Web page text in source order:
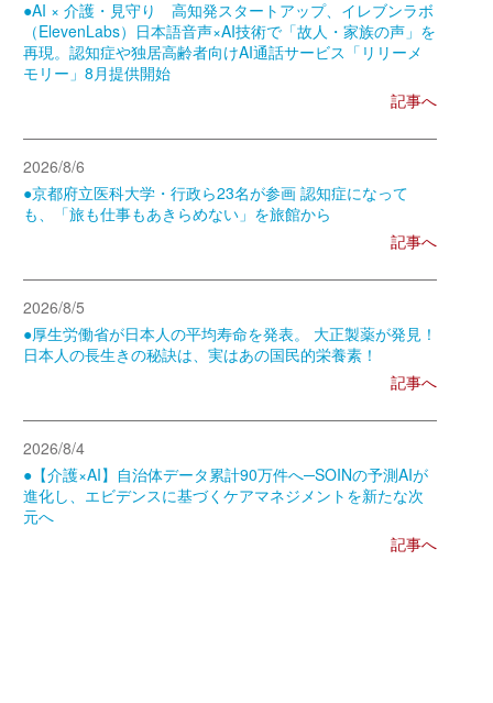
●AI × 介護・見守り 高知発スタートアップ、イレブンラボ
（ElevenLabs）日本語音声×AI技術で「故人・家族の声」を
再現。認知症や独居高齢者向けAI通話サービス「リリーメ
モリー」8月提供開始
記事へ
2026/8/6
●京都府立医科大学・行政ら23名が参画 認知症になって
も、「旅も仕事もあきらめない」を旅館から
記事へ
2026/8/5
●厚生労働省が日本人の平均寿命を発表。 大正製薬が発見！
日本人の長生きの秘訣は、実はあの国民的栄養素！
記事へ
2026/8/4
●【介護×AI】自治体データ累計90万件へ─SOINの予測AIが
進化し、エビデンスに基づくケアマネジメントを新たな次
元へ
記事へ